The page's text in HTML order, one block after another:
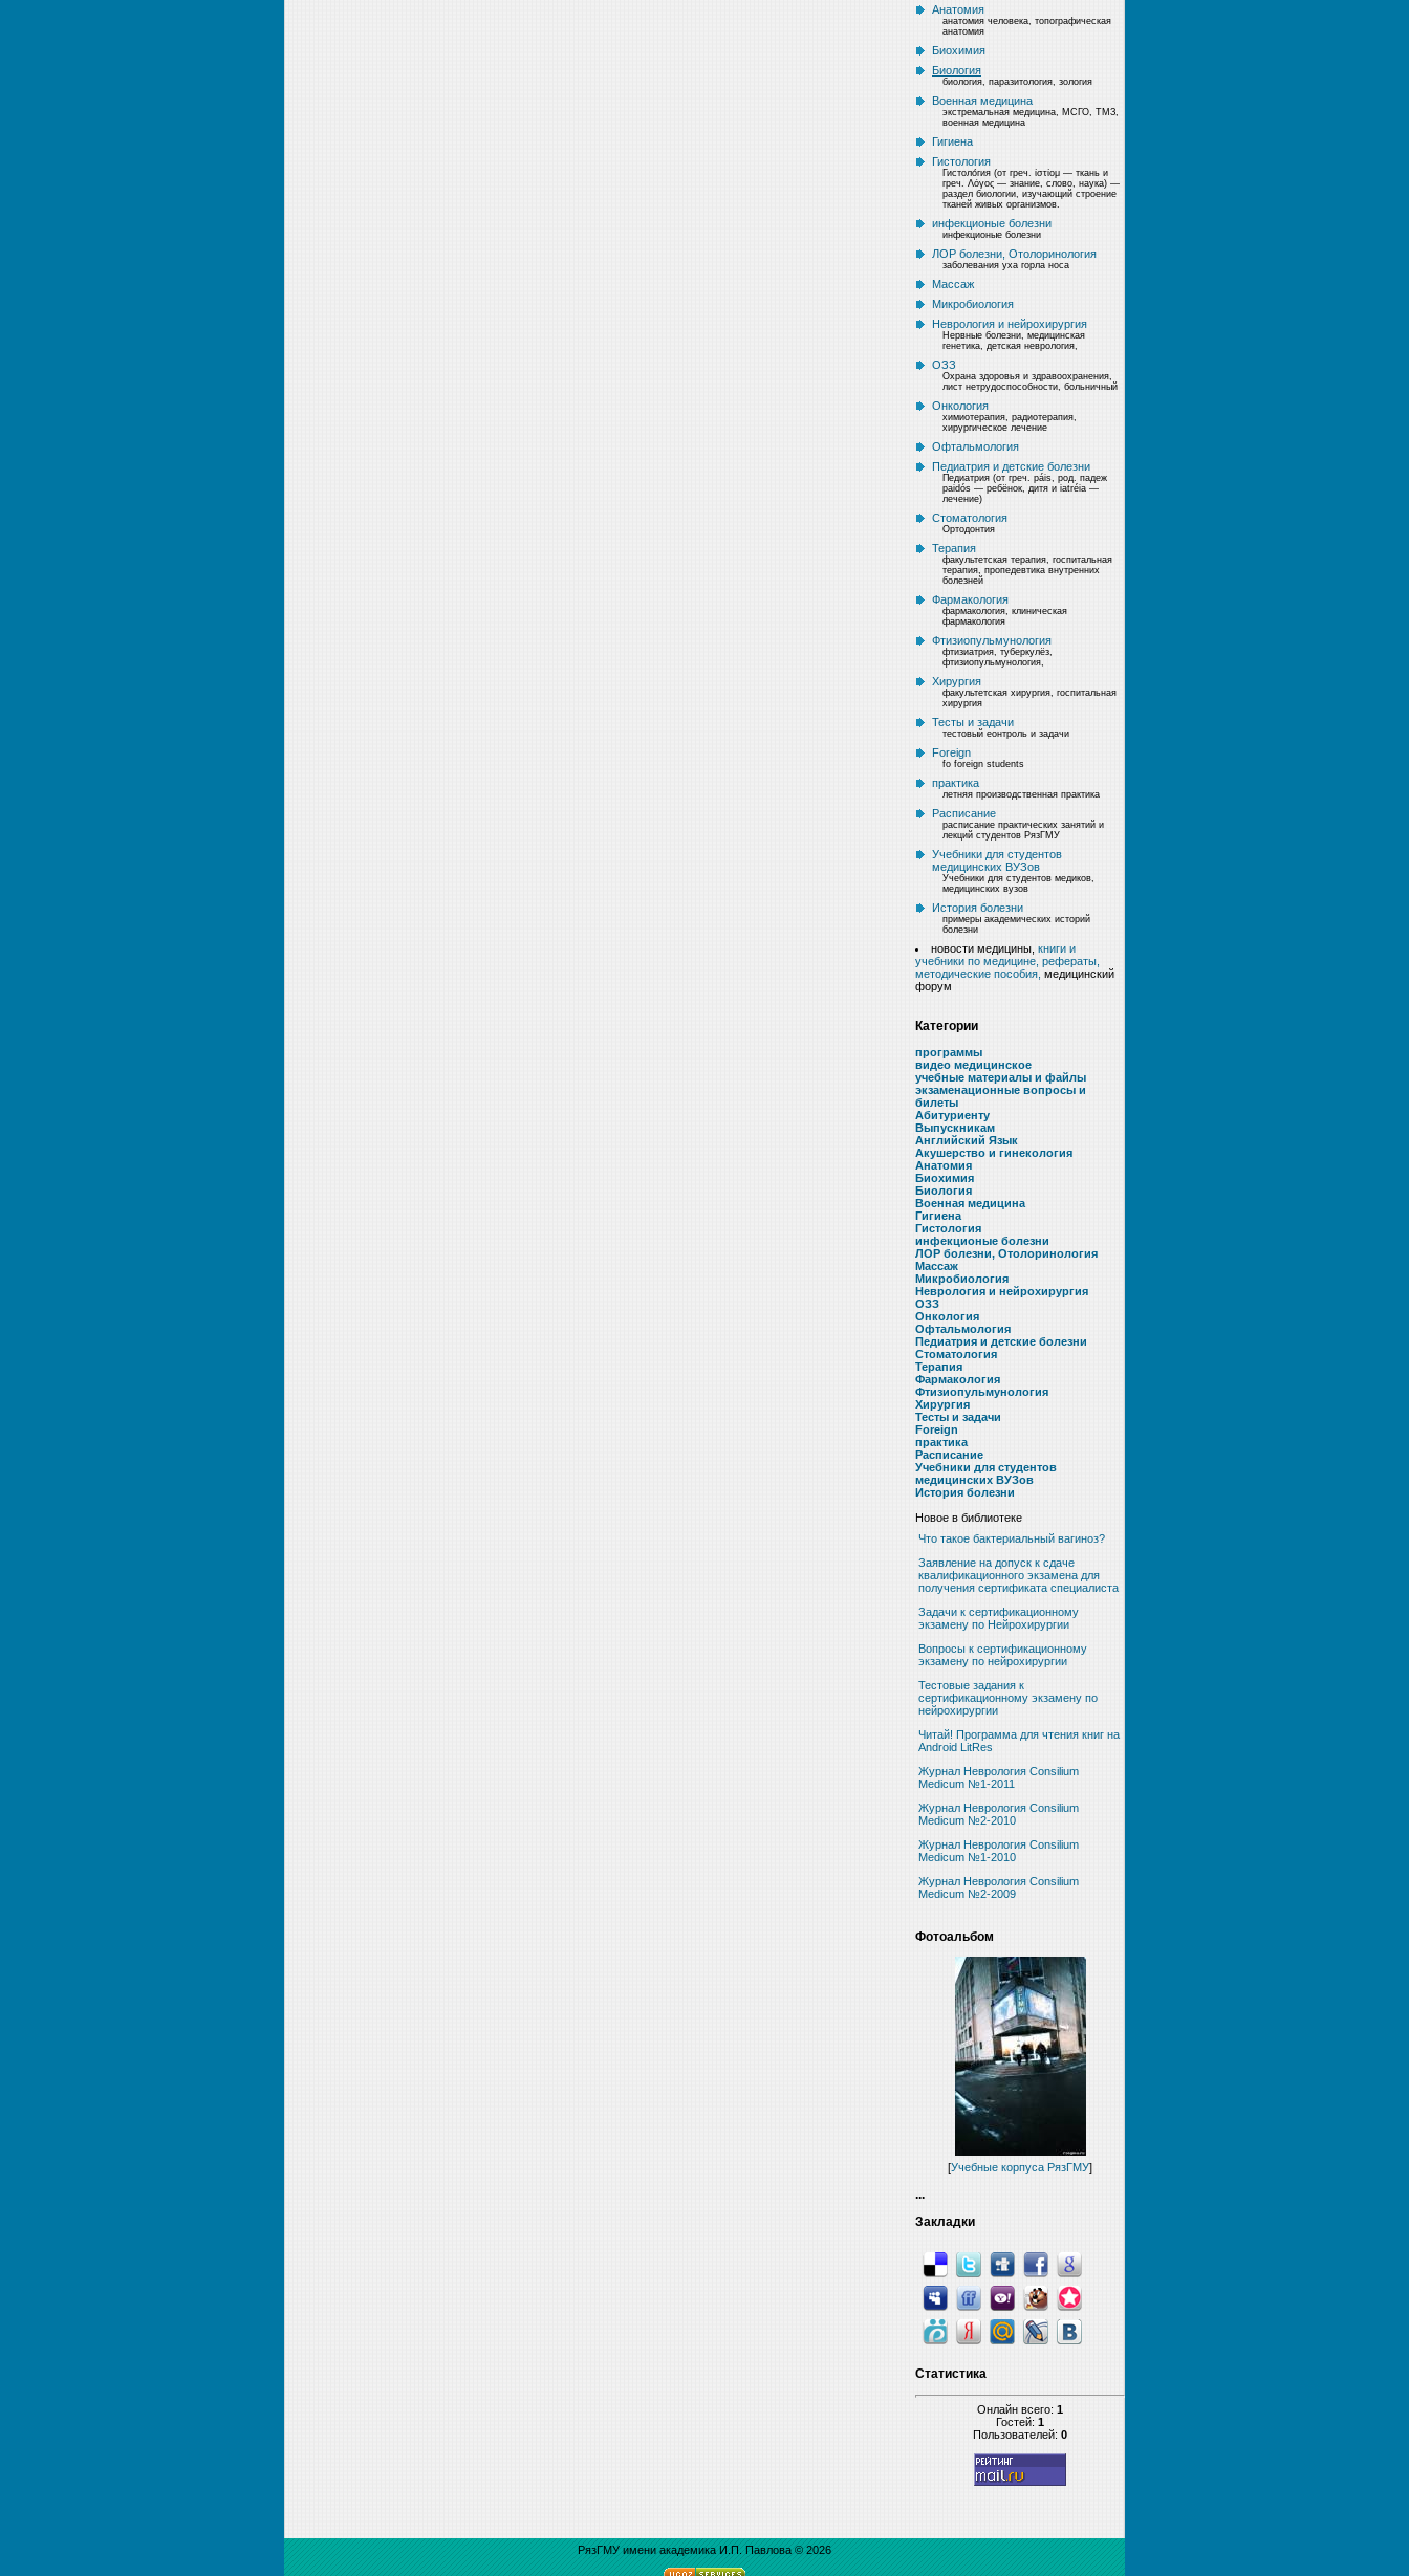
Анатомия
анатомия человека, топографическая
анатомия
Биохимия
Биология
биология, паразитология, зология
Военная медицина
экстремальная медицина, МСГО, ТМЗ,
военная медицина
Гигиена
Гистология
Гистоло́гия (от греч. ίστίομ — ткань и
греч. Λόγος — знание, слово, наука) —
раздел биологии, изучающий строение
тканей живых организмов.
инфекционые болезни
инфекционые болезни
ЛОР болезни, Отолоринология
заболевания уха горла носа
Массаж
Микробиология
Неврология и нейрохирургия
Нервные болезни, медицинская
генетика, детская неврология,
ОЗЗ
Охрана здоровья и здравоохранения,
лист нетрудоспособности, больничный
Онкология
химиотерапия, радиотерапия,
хирургическое лечение
Офтальмология
Педиатрия и детские болезни
Педиатрия (от греч. páis, род. падеж
paidós — ребёнок, дитя и iatréia —
лечение)
Стоматология
Ортодонтия
Терапия
факультетская терапия, госпитальная
терапия, пропедевтика внутренних
болезней
Фармакология
фармакология, клиническая
фармакология
Фтизиопульмунология
фтизиатрия, туберкулёз,
фтизиопульмунология,
Хирургия
факультетская хирургия, госпитальная
хирургия
Тесты и задачи
тестовый еонтроль и задачи
Foreign
fo foreign students
практика
летняя производственная практика
Расписание
расписание практических занятий и
лекций студентов РязГМУ
Учебники для студентов
медицинских ВУЗов
Учебники для студентов медиков,
медицинских вузов
История болезни
примеры академических историй
болезни
новости медицины, книги и
учебники по медицине, рефераты,
методические пособия, медицинский
форум
Категории
программы
видео медицинское
учебные материалы и файлы
экзаменационные вопросы и
билеты
Абитуриенту
Выпускникам
Английский Язык
Акушерство и гинекология
Анатомия
Биохимия
Биология
Военная медицина
Гигиена
Гистология
инфекционые болезни
ЛОР болезни, Отолоринология
Массаж
Микробиология
Неврология и нейрохирургия
ОЗЗ
Онкология
Офтальмология
Педиатрия и детские болезни
Стоматология
Терапия
Фармакология
Фтизиопульмунология
Хирургия
Тесты и задачи
Foreign
практика
Расписание
Учебники для студентов
медицинских ВУЗов
История болезни
Новое в библиотеке
Что такое бактериальный вагиноз?
Заявление на допуск к сдаче
квалификационного экзамена для
получения сертификата специалиста
Задачи к сертификационному
экзамену по Нейрохирургии
Вопросы к сертификационному
экзамену по нейрохирургии
Тестовые задания к
сертификационному экзамену по
нейрохирургии
Читай! Программа для чтения книг на
Android LitRes
Журнал Неврология Consilium
Medicum №1-2011
Журнал Неврология Consilium
Medicum №2-2010
Журнал Неврология Consilium
Medicum №1-2010
Журнал Неврология Consilium
Medicum №2-2009
Фотоальбом
[Учебные корпуса РязГМУ]
...
Закладки
Статистика
Онлайн всего: 1
Гостей: 1
Пользователей: 0
РязГМУ имени академика И.П. Павлова © 2026